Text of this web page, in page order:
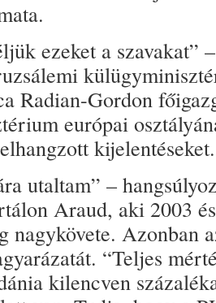
ezeket a szavakat”
Radian-Gordon
európai
kijelentéseket.
utaltam” –
Araud, aki 2003
nagykövete. Azonban
“Teljes
kilencven